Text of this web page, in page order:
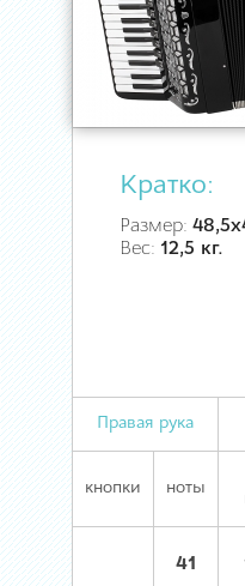
Кратко:
Размер:
Вес: 12,5 кг.
Правая рука
кнопки ноты
41